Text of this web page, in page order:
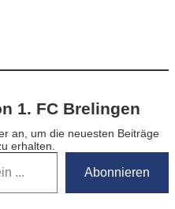
1. FC Brelingen
an, um die neuesten Beiträge
erhalten.
Abonnieren